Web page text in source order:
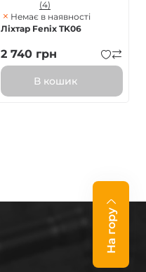
(4)
Немає в наявності
Ліхтар Fenix TK06
2 740 грн
В кошик
На гору